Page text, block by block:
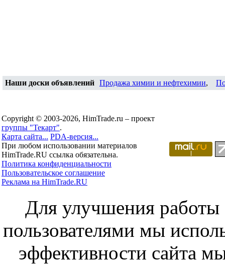
Наши доски объявлений Продажа химии и нефтехимии,
Copyright © 2003-2026, HimTrade.ru – проект
группы "Текарт".
Карта сайта... PDA-версия...
При любом использовании материалов
HimTrade.RU ссылка обязательна.
Политика конфиденциальности
Пользовательское соглашение
Реклама на HimTrade.RU
Для улучшения работы
пользователями мы
эффективности сайта